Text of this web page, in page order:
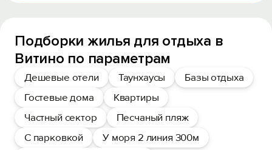
Подборки жилья для отдыха в
Витино по параметрам
Дешевые отели Таунхаусы
Базы отдыха
Гостевые дома
Квартиры
Частный сектор
Песчаный пляж
С парковкой
У моря 2 линия 300м